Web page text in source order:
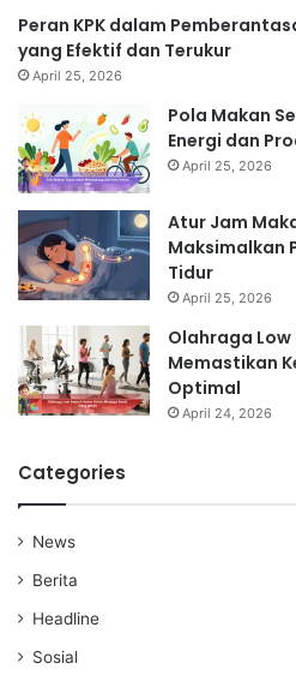
Peran KPK dalam
yang Efektif dan Terukur
April 25, 2026
Pola Makan
Energi dan
April 25, 2026
Atur Jam
Maksimalkan
Tidur
April 25, 2026
Olahraga
Memastikan
Optimal
April 24, 2026
Categories
News
Berita
Headline
Sosial